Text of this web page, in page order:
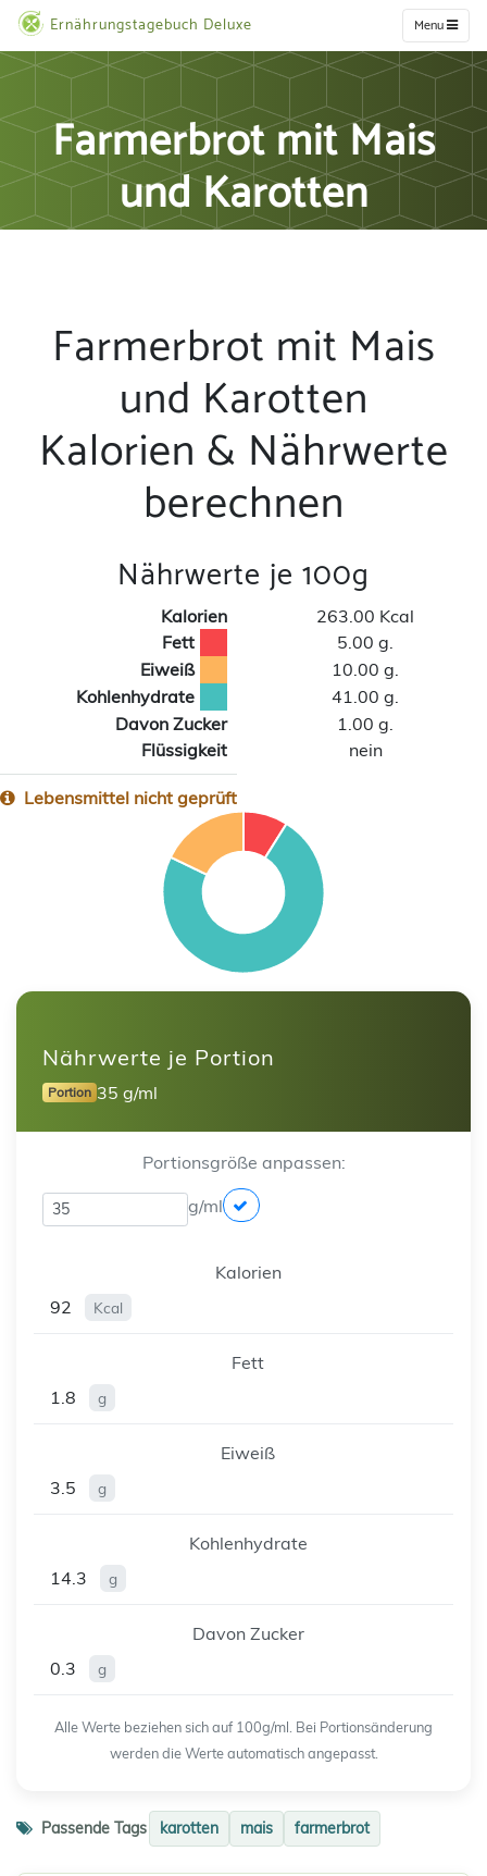
Ernährungstagebuch Deluxe Menu
Farmerbrot mit Mais
und Karotten
Farmerbrot mit Mais
und Karotten
Kalorien & Nährwerte
berechnen
Nährwerte je 100g
Kalorien
263.00 Kcal
Fett
5.00 g.
Eiweiß
10.00 g.
Kohlenhydrate
41.00 g.
Davon Zucker
1.00 g.
Flüssigkeit
nein
Lebensmittel nicht geprüft
Nährwerte je Portion
Portion 35 g/ml
Portionsgröße anpassen:
g/ml
Kalorien
92
Kcal
Fett
1.8
g
Eiweiß
3.5
g
Kohlenhydrate
14.3
g
Davon Zucker
0.3
g
Alle Werte beziehen sich auf 100g/ml. Bei Portionsänderung
werden die Werte automatisch angepasst.
Passende Tags karotten mais farmerbrot